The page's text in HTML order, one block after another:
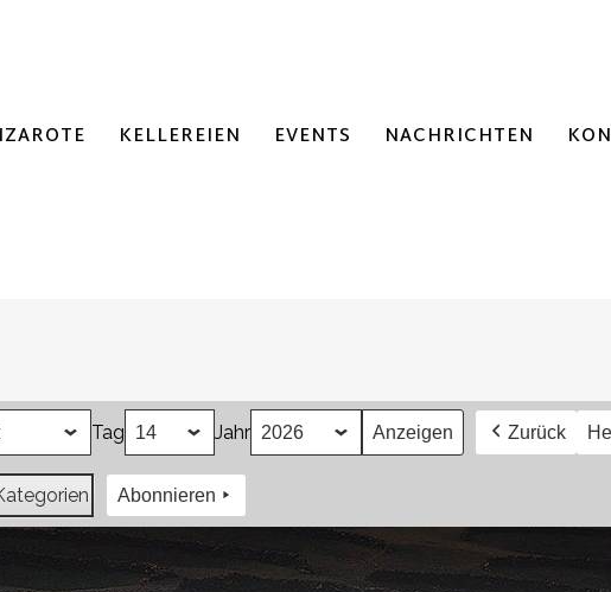
KELLEREIEN EVENTS NACHRICHTEN
Tag Jahr Zurück
Abonnieren